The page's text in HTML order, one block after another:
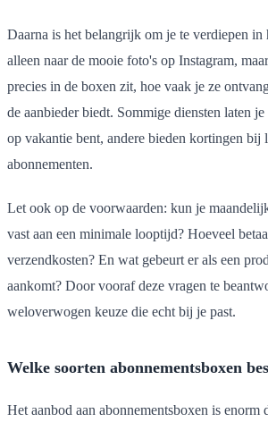
Daarna is het belangrijk om je te verdiepen
alleen naar de mooie foto's op Instagram,
precies in de boxen zit, hoe vaak je ze
de aanbieder biedt. Sommige diensten laten
op vakantie bent, andere bieden kortingen bij
abonnementen.
Let ook op de voorwaarden: kun je
vast aan een minimale looptijd? Hoeveel
verzendkosten? En wat gebeurt er als een
aankomt? Door vooraf deze vragen te
weloverwogen keuze die echt bij je past.
Welke soorten abonnementsboxen
Het aanbod aan abonnementsboxen is enorm